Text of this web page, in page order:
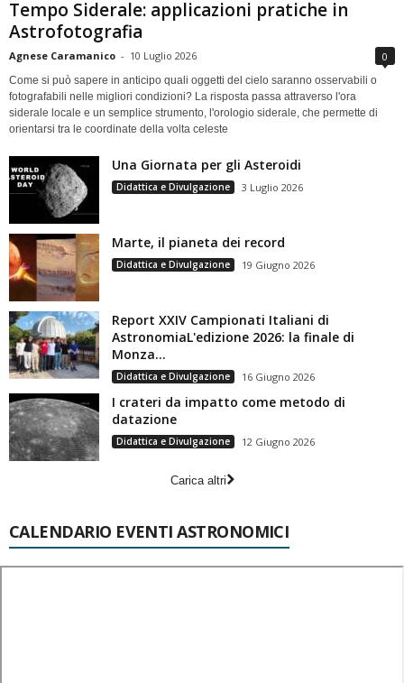
Tempo Siderale: applicazioni pratiche in
Astrofotografia
Agnese Caramanico - 10 Luglio 2026 0
Come si può sapere in anticipo quali oggetti del cielo saranno osservabili o
fotografabili nelle migliori condizioni? La risposta passa attraverso l'ora
siderale locale e un semplice strumento, l'orologio siderale, che permette di
orientarsi tra le coordinate della volta celeste
Una Giornata per gli Asteroidi
Didattica e Divulgazione 3 Luglio 2026
Marte, il pianeta dei record
Didattica e Divulgazione 19 Giugno 2026
Report XXIV Campionati Italiani di
AstronomiaL'edizione 2026: la finale di
Monza...
Didattica e Divulgazione 16 Giugno 2026
I crateri da impatto come metodo di
datazione
Didattica e Divulgazione 12 Giugno 2026
Carica altri
CALENDARIO EVENTI ASTRONOMICI